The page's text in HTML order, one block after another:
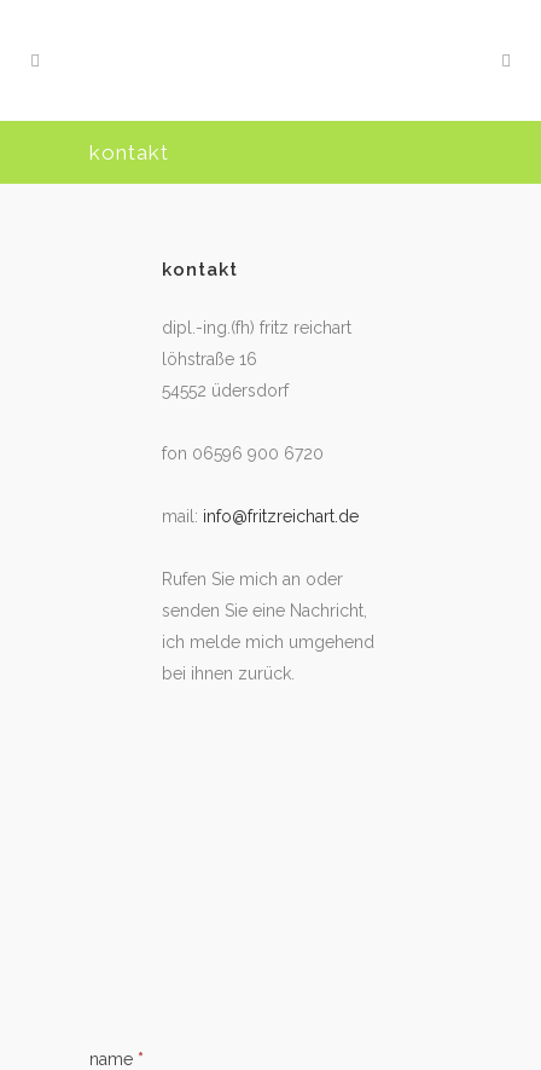
kontakt
kontakt
dipl.-ing.(fh) fritz reichart
löhstraße 16
54552 üdersdorf
fon 06596 900 6720
mail: info@fritzreichart.de
Rufen Sie mich an oder
senden Sie eine Nachricht,
ich melde mich umgehend
bei ihnen zurück.
name *